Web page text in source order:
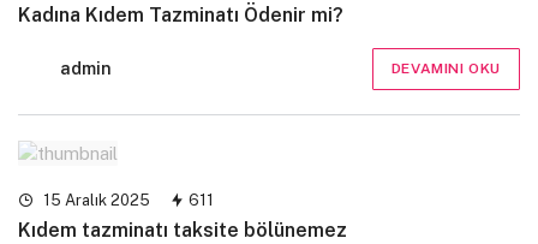
Kadına Kıdem Tazminatı Ödenir mi?
admin DEVAMINI OKU
15 Aralık 2025 611
Kıdem tazminatı taksite bölünemez